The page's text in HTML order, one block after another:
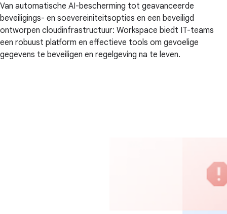
Van automatische AI-bescherming tot geavanceerde
beveiligings- en soevereiniteitsopties en een beveiligd
ontworpen cloudinfrastructuur: Workspace biedt IT-teams
een robuust platform en effectieve tools om gevoelige
gegevens te beveiligen en regelgeving na te leven.